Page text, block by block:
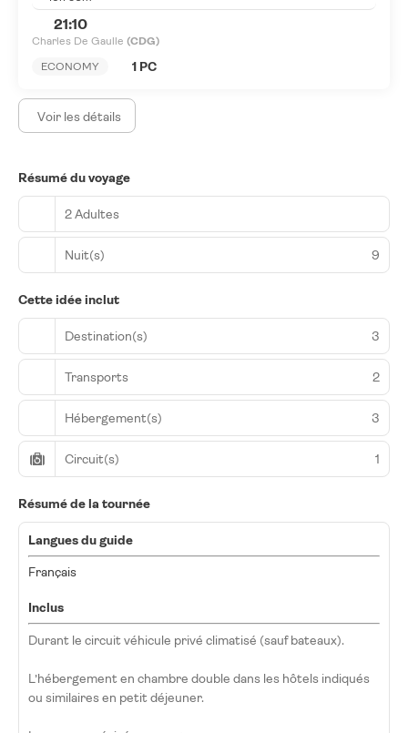
21:10
Charles De Gaulle (CDG)
ECONOMY
1 PC
Voir les détails
Résumé du voyage
2 Adultes
Nuit(s) 9
Cette idée inclut
Destination(s) 3
Transports 2
Hébergement(s) 3
Circuit(s) 1
Résumé de la tournée
Langues du guide
Français
Inclus
Durant le circuit véhicule privé climatisé (sauf bateaux).
L’hébergement en chambre double dans les hôtels indiqués
ou similaires en petit déjeuner.